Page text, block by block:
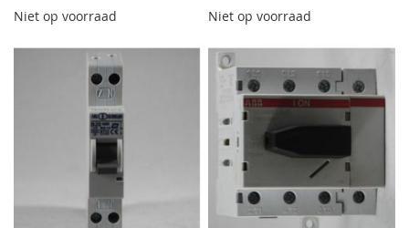
Niet op voorraad Niet op voorraad